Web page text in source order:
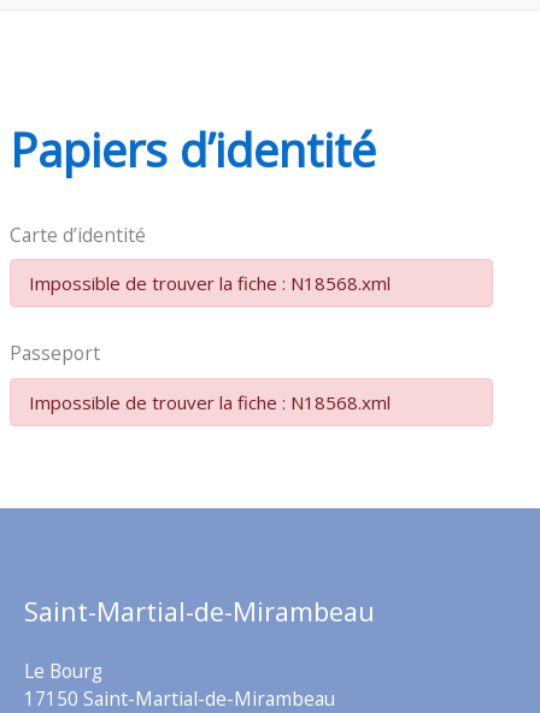
Papiers d’identité
Carte d’identité
Impossible de trouver la fiche : N18568.xml
Passeport
Impossible de trouver la fiche : N18568.xml
Saint-Martial-de-Mirambeau
Le Bourg
17150 Saint-Martial-de-Mirambeau